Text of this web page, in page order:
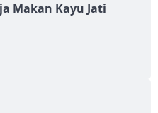
Makan Kayu Jati